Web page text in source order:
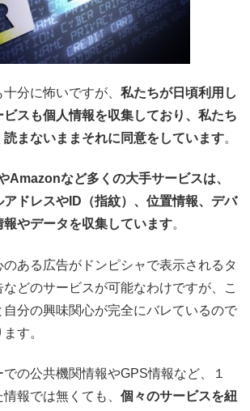
分に怖いですが、 私たちが日頃利用し
スも個人情報を収集しており、私たち
読まないままそれに同意をしています。
Amazonなど多くの大手サービスは、
ドレスやID（指紋）、位置情報、デバ
報やデータを収集しています。
ある広告がドンピシャで表示されるタ
どのサービスが可能なわけですが、こ
自分の興味関心が完全にバレているので
す。
の公共機関情報やGPS情報など、１
報では無くても、 個々のサービスを紐